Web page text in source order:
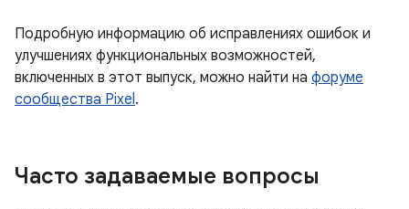
Подробную информацию об исправлениях ошибок и
улучшениях функциональных возможностей,
включенных в этот выпуск, можно найти на форуме
сообщества Pixel.
Часто задаваемые вопросы